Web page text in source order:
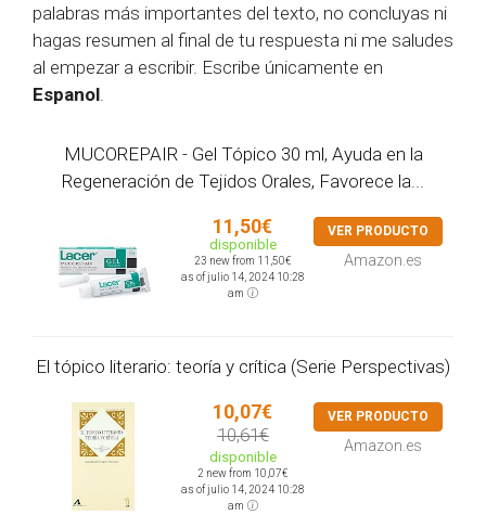
palabras más importantes del texto, no concluyas ni
hagas resumen al final de tu respuesta ni me saludes
al empezar a escribir. Escribe únicamente en
Espanol
MUCOREPAIR - Gel Tópico 30 ml, Ayuda en la
Regeneración de Tejidos Orales, Favorece la...
11,50€
disponible
23 new from 11,50€
as of julio 14, 2024 10:28
am
VER PRODUCTO
Amazon.es
El tópico literario: teoría y crítica (Serie Perspectivas)
10,07€
10,61€
disponible
2 new from 10,07€
as of julio 14, 2024 10:28
am
VER PRODUCTO
Amazon.es